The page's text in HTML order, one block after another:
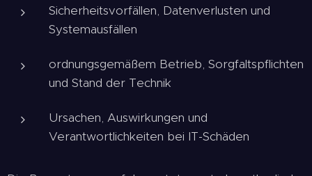
Sicherheitsvorfällen, Datenverlusten und
Systemausfällen
ordnungsgemäßem Betrieb, Sorgfaltspflichten
und Stand der Technik
Ursachen, Auswirkungen und
Verantwortlichkeiten bei IT-Schäden